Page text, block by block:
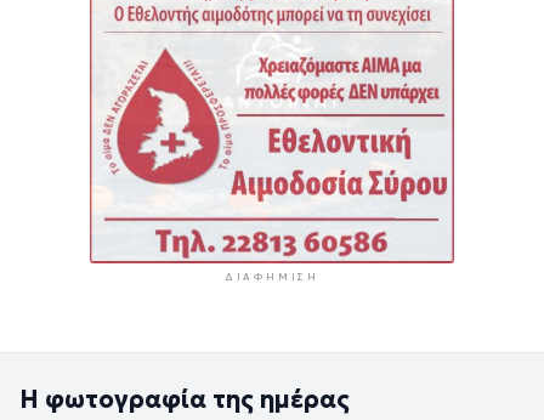
ΔΙΑΦΉΜΙΣΗ
Η φωτογραφία της ημέρας